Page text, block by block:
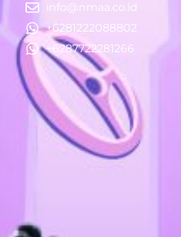
info@nmaa.co.id
+6281222088802
+6287722281266